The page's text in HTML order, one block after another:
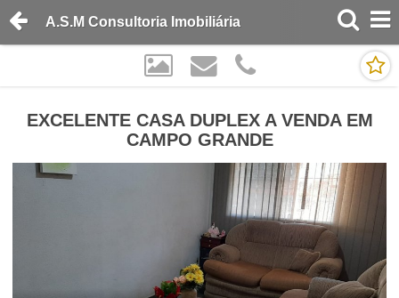
A.S.M Consultoria Imobiliária
EXCELENTE CASA DUPLEX A VENDA EM
CAMPO GRANDE